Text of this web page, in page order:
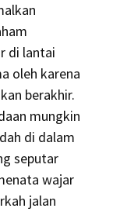
di lantai
oleh karena
berakhir.
mungkin
di dalam
seputar
wajar
jalan